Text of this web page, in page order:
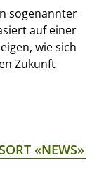
sogenannter
auf einer
wie sich
Zukunft
«NEWS»